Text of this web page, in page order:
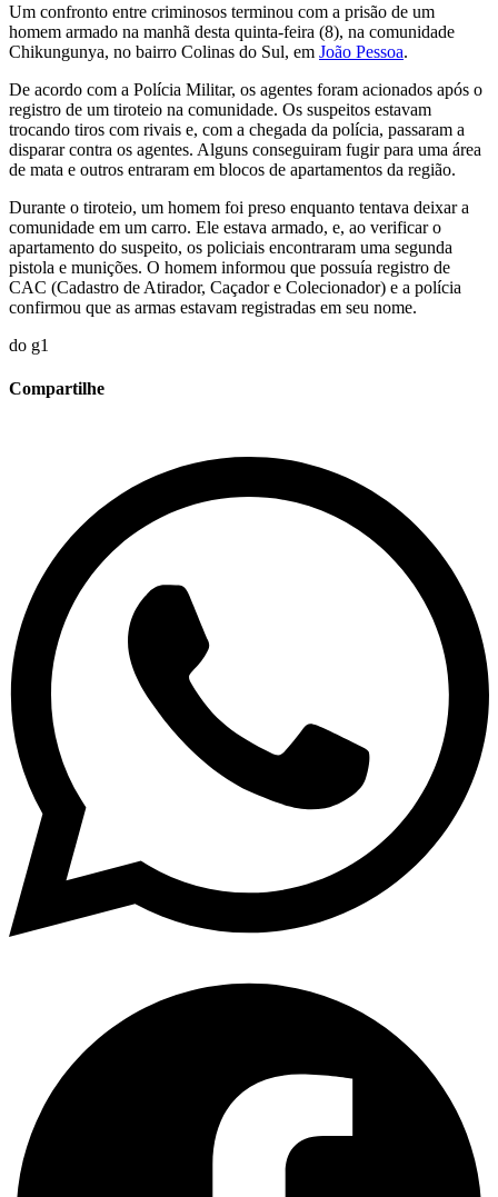
Um confronto entre criminosos terminou com a prisão de um
homem armado na manhã desta quinta-feira (8), na comunidade
Chikungunya, no bairro Colinas do Sul, em João Pessoa.
De acordo com a Polícia Militar, os agentes foram acionados após o
registro de um tiroteio na comunidade. Os suspeitos estavam
trocando tiros com rivais e, com a chegada da polícia, passaram a
disparar contra os agentes. Alguns conseguiram fugir para uma área
de mata e outros entraram em blocos de apartamentos da região.
Durante o tiroteio, um homem foi preso enquanto tentava deixar a
comunidade em um carro. Ele estava armado, e, ao verificar o
apartamento do suspeito, os policiais encontraram uma segunda
pistola e munições. O homem informou que possuía registro de
CAC (Cadastro de Atirador, Caçador e Colecionador) e a polícia
confirmou que as armas estavam registradas em seu nome.
do g1
Compartilhe